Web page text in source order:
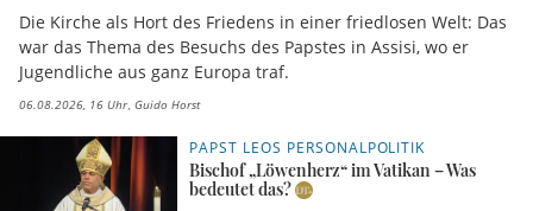
Die Kirche als Hort des Friedens in einer friedlosen Welt: Das
war das Thema des Besuchs des Papstes in Assisi, wo er
Jugendliche aus ganz Europa traf.
06.08.2026, 16 Uhr Guido Horst
PAPST LEOS PERSONALPOLITIK
Bischof „Löwenherz“ im Vatikan – Was
bedeutet das?